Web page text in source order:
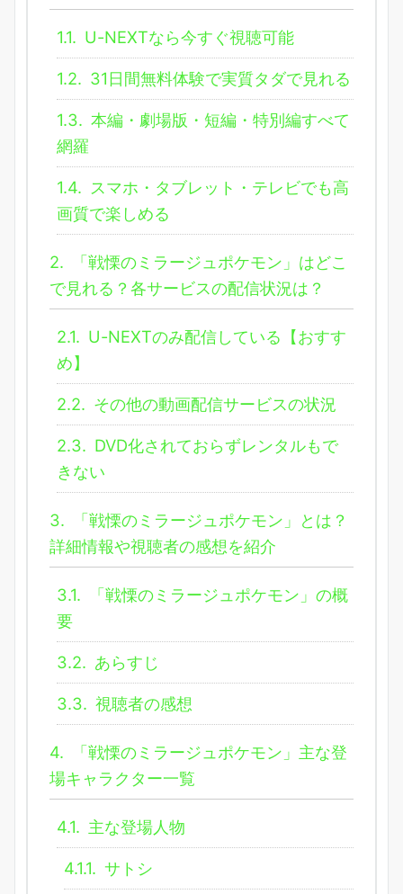
1.1. U-NEXTなら今すぐ視聴可能
1.2. 31日間無料体験で実質タダで見れる
1.3. 本編・劇場版・短編・特別編すべて
網羅
1.4. スマホ・タブレット・テレビでも高
画質で楽しめる
2.
「戦慄のミラージュポケモン」はどこ
で見れる？各サービスの配信状況は？
2.1. U-NEXTのみ配信している【おすす
め】
2.2. その他の動画配信サービスの状況
2.3. DVD化されておらずレンタルもで
きない
3.
「戦慄のミラージュポケモン」とは？
詳細情報や視聴者の感想を紹介
3.1.
「戦慄のミラージュポケモン」の概
要
3.2. あらすじ
3.3. 視聴者の感想
4.
「戦慄のミラージュポケモン」主な登
場キャラクター一覧
4.1. 主な登場人物
4.1.1. サトシ